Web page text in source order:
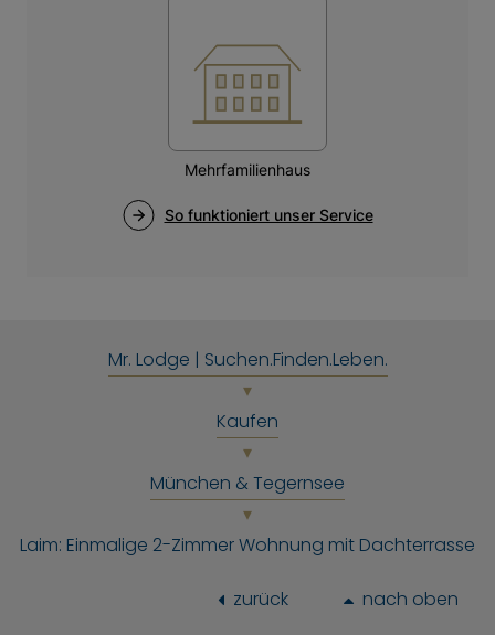
Mr. Lodge | Suchen.Finden.Leben.
Kaufen
München & Tegernsee
Laim: Einmalige 2-Zimmer Wohnung mit Dachterrasse
zurück nach oben